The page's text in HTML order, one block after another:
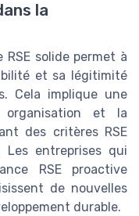
la
RSE solide permet à
et sa légitimité
Cela implique une
organisation et la
des critères RSE
Les entreprises qui
RSE proactive
de nouvelles
durable.